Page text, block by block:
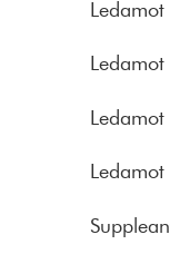
Ledamot